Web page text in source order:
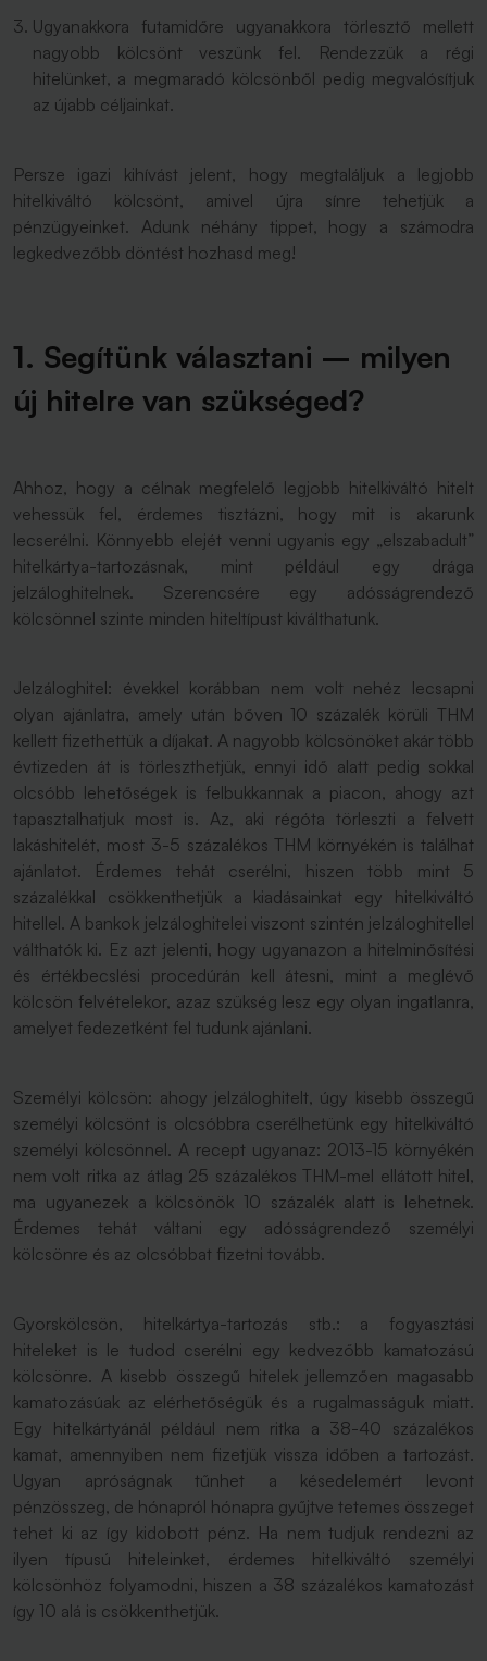
Ugyanakkora futamidőre ugyanakkora törlesztő mellett
nagyobb kölcsönt veszünk fel. Rendezzük a régi
hitelünket, a megmaradó kölcsönből pedig megvalósítjuk
az újabb céljainkat.
Persze igazi kihívást jelent, hogy megtaláljuk a legjobb
hitelkiváltó kölcsönt, amivel újra sínre tehetjük a
pénzügyeinket. Adunk néhány tippet, hogy a számodra
legkedvezőbb döntést hozhasd meg!
1. Segítünk választani – milyen
új hitelre van szükséged?
Ahhoz, hogy a célnak megfelelő legjobb hitelkiváltó hitelt
vehessük fel, érdemes tisztázni, hogy mit is akarunk
lecserélni. Könnyebb elejét venni ugyanis egy „elszabadult”
hitelkártya-tartozásnak, mint például egy drága
jelzáloghitelnek. Szerencsére egy adósságrendező
kölcsönnel szinte minden hiteltípust kiválthatunk.
Jelzáloghitel: évekkel korábban nem volt nehéz lecsapni
olyan ajánlatra, amely után bőven 10 százalék körüli THM
kellett fizethettük a díjakat. A nagyobb kölcsönöket akár több
évtizeden át is törleszthetjük, ennyi idő alatt pedig sokkal
olcsóbb lehetőségek is felbukkannak a piacon, ahogy azt
tapasztalhatjuk most is. Az, aki régóta törleszti a felvett
lakáshitelét, most 3-5 százalékos THM környékén is találhat
ajánlatot. Érdemes tehát cserélni, hiszen több mint 5
százalékkal csökkenthetjük a kiadásainkat egy hitelkiváltó
hitellel. A bankok jelzáloghitelei viszont szintén jelzáloghitellel
válthatók ki. Ez azt jelenti, hogy ugyanazon a hitelminősítési
és értékbecslési procedúrán kell átesni, mint a meglévő
kölcsön felvételekor, azaz szükség lesz egy olyan ingatlanra,
amelyet fedezetként fel tudunk ajánlani.
Személyi kölcsön: ahogy jelzáloghitelt, úgy kisebb összegű
személyi kölcsönt is olcsóbbra cserélhetünk egy hitelkiváltó
személyi kölcsönnel. A recept ugyanaz: 2013-15 környékén
nem volt ritka az átlag 25 százalékos THM-mel ellátott hitel,
ma ugyanezek a kölcsönök 10 százalék alatt is lehetnek.
Érdemes tehát váltani egy adósságrendező személyi
kölcsönre és az olcsóbbat fizetni tovább.
Gyorskölcsön, hitelkártya-tartozás stb.: a fogyasztási
hiteleket is le tudod cserélni egy kedvezőbb kamatozású
kölcsönre. A kisebb összegű hitelek jellemzően magasabb
kamatozásúak az elérhetőségük és a rugalmasságuk miatt.
Egy hitelkártyánál például nem ritka a 38-40 százalékos
kamat, amennyiben nem fizetjük vissza időben a tartozást.
Ugyan apróságnak tűnhet a késedelemért levont
pénzösszeg, de hónapról hónapra gyűjtve tetemes összeget
tehet ki az így kidobott pénz. Ha nem tudjuk rendezni az
ilyen típusú hiteleinket, érdemes hitelkiváltó személyi
kölcsönhöz folyamodni, hiszen a 38 százalékos kamatozást
így 10 alá is csökkenthetjük.